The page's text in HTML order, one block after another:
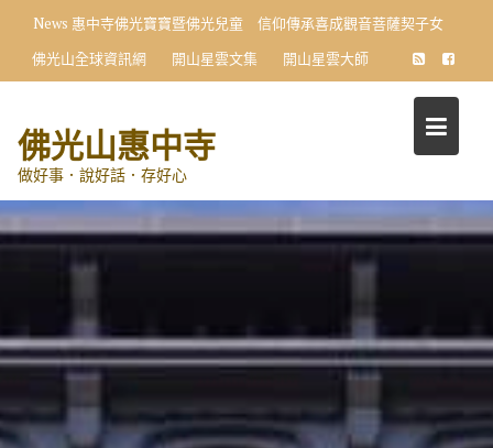
content
News 惠中寺佛光寶寶暨佛光兒童 信仰傳承喜成觀音菩薩契子女
佛光山全球資訊網
開山星雲文集 開山星雲大師
佛光山惠中寺
做好事．說好話．存好心